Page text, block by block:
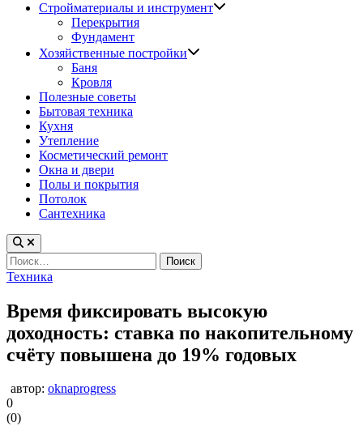
Стройматериалы и инструмент
Перекрытия
Фундамент
Хозяйственные постройки
Баня
Кровля
Полезные советы
Бытовая техника
Кухня
Утепление
Косметический ремонт
Окна и двери
Полы и покрытия
Потолок
Сантехника
Найти:
Опубликовано
Техника
Время фиксировать высокую
доходность: ставка по накопительному
счёту повышена до 19% годовых
автор: oknaprogress
0
(0)